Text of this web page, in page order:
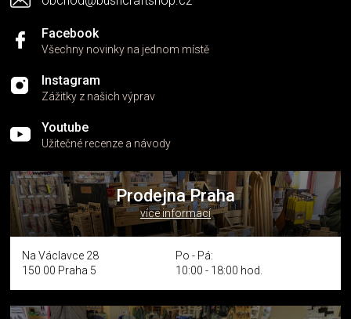
Facebook
Všechny novinky na jednom místě
Instagram
Zážitky z našich výprav
Youtube
Užitečné recenze a návody
Prodejna Praha
více informací
Na Václavce 28
150 00 Praha 5
Po - Pá:
10:00 - 18:00 hod.